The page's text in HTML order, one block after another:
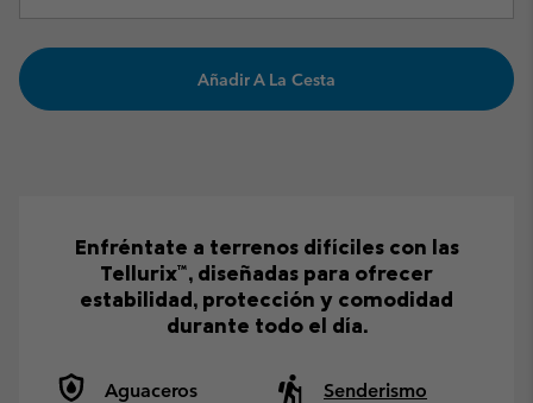
Añadir A La Cesta
Enfréntate a terrenos difíciles con las
Tellurix™, diseñadas para ofrecer
estabilidad, protección y comodidad
durante todo el día.
Aguaceros Senderismo